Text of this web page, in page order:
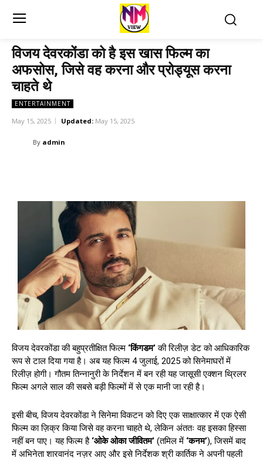
विजय देवरकोंडा को है इस खास फिल्म का
अफसोस, जिसे वह करना और प्रोड्यूस करना
चाहते थे
ENTERTAINMENT
May 15, 2025 Updated: May 15, 2025
By admin
विजय देवरकोंडा की बहुप्रतीक्षित फिल्म ‘किंगडम’की रिलीज़ डेट को आधिकारिक
रूप से टाल दिया गया है। अब यह फिल्म 4 जुलाई, 2025 को सिनेमाघरों में
रिलीज़ होगी। गौतम तिन्नानुरी के निर्देशन में बन रही यह जासूसी एक्शन थ्रिलर
फिल्म अगले साल की सबसे बड़ी फिल्मों में से एक मानी जा रही है।
इसी बीच, विजय देवरकोंडा ने सिनेमा विकटन को दिए एक साक्षात्कार में एक ऐसी
फिल्म का ज़िक्र किया जिसे वह करना चाहते थे, लेकिन अंततः वह इसका हिस्सा
नहीं बन पाए। यह फिल्म है ‘ओके ओका जीवितम’ (तमिल में ‘कनम’), जिसमें बाद
में अभिनेता शारवानंद नज़र आए और इसे निर्देशक श्री कार्तिक ने अपनी पहली